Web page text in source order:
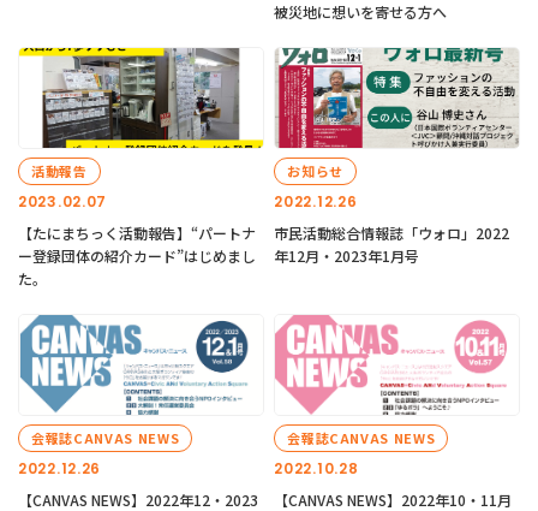
被災地に想いを寄せる方へ
2023.02.07
活動報告
【たにまちっく活動報告】“パートナ
ー登録団体の紹介カード”はじめまし
た。
2022.12.26
お知らせ
市民活動総合情報誌「ウォロ」2022
年12月・2023年1月号
2022.12.26
会報誌CANVAS NEWS
【CANVAS NEWS】2022年12・2023
2022.10.28
会報誌CANVAS NEWS
【CANVAS NEWS】2022年10・11月